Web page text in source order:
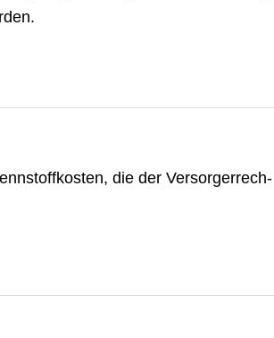
die der Ver­sor­ger­rech­